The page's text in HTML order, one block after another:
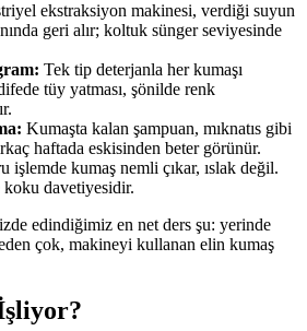
ekstraksiyon makinesi, verdiği suyun
geri alır; koltuk sünger seviyesinde
Tek tip deterjanla her kumaşı
tüy yatması, şönilde renk
Kumaşta kalan şampuan, mıknatıs gibi
haftada eskisinden beter görünür.
işlemde kumaş nemli çıkar, ıslak değil.
davetiyesidir.
edindiğimiz en net ders şu: yerinde
çok, makineyi kullanan elin kumaş